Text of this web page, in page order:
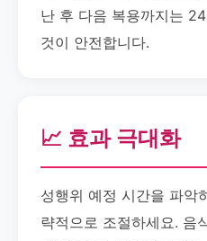
난 후 다음 복용까지는
것이 안전합니다.
📈 효과 극대화
성행위 예정 시간을 파악
략적으로 조절하세요. 음